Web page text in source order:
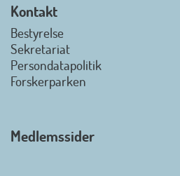
Danish.Care fra den
officielt kan kalde sig
gennemslagskraft og
Kontakt
Bestyrelse
Sekretariat
Persondatapolitik
Forskerparken
Medlemssider